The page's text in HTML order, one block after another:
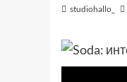
studiohallo_